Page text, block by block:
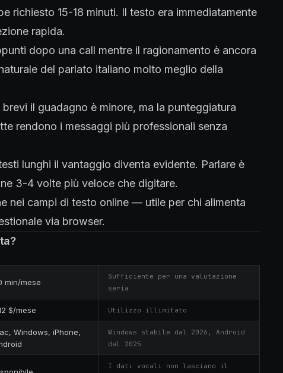
richiesto 15-18 minuti. Il testo era immediatamente
rapida.
dopo una call mentre il ragionamento è ancora
del parlato italiano molto meglio della
brevi il guadagno è minore, ma la punteggiatura
rendono i messaggi più professionali senza
lunghi il vantaggio diventa evidente. Parlare è
3-4 volte più veloce che digitare.
nei campi di testo online — utile per chi alimenta
via browser.
min/mese
Sufficiente per una valutazione
seria
$/mese Utilizzo illimitato
Windows, iPhone,
Windows stabile dal 2026, Android
dal 2025
I dati vocali non lasciano il